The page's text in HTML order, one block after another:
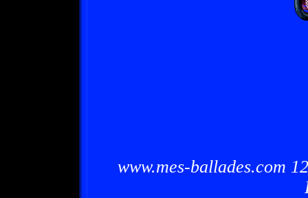
www.mes-ballades.com